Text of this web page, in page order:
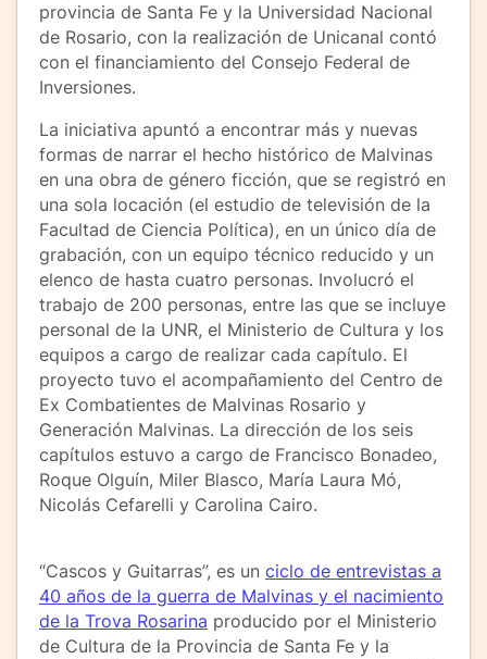
provincia de Santa Fe y la Universidad Nacional
de Rosario, con la realización de Unicanal contó
con el financiamiento del Consejo Federal de
Inversiones.
La iniciativa apuntó a encontrar más y nuevas
formas de narrar el hecho histórico de Malvinas
en una obra de género ficción, que se registró en
una sola locación (el estudio de televisión de la
Facultad de Ciencia Política), en un único día de
grabación, con un equipo técnico reducido y un
elenco de hasta cuatro personas. Involucró el
trabajo de 200 personas, entre las que se incluye
personal de la UNR, el Ministerio de Cultura y los
equipos a cargo de realizar cada capítulo. El
proyecto tuvo el acompañamiento del Centro de
Ex Combatientes de Malvinas Rosario y
Generación Malvinas. La dirección de los seis
capítulos estuvo a cargo de Francisco Bonadeo,
Roque Olguín, Miler Blasco, María Laura Mó,
Nicolás Cefarelli y Carolina Cairo.
“Cascos y Guitarras”, es un ciclo de entrevistas a
40 años de la guerra de Malvinas y el nacimiento
de la Trova Rosarina producido por el Ministerio
de Cultura de la Provincia de Santa Fe y la